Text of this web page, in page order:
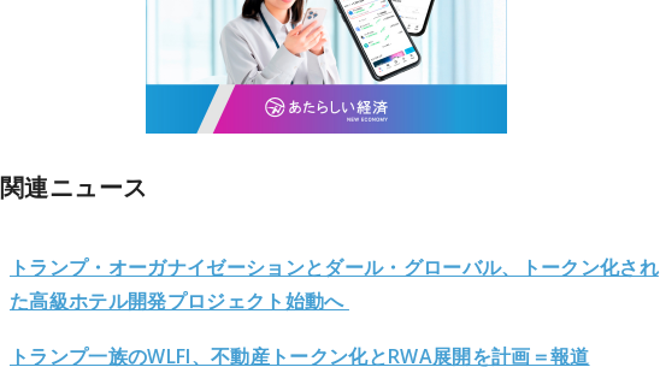
関連ニュース
トランプ・オーガナイゼーションとダール・グローバル、トークン化され
た高級ホテル開発プロジェクト始動へ
トランプ一族のWLFI、不動産トークン化とRWA展開を計画＝報道